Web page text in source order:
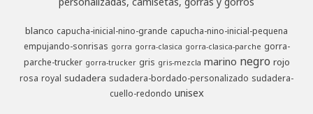
blanco capucha-inicial-nino-grande capucha-nino-inicial-pequena
empujando-sonrisas gorra gorra-clasica gorra-clasica-parche gorra-
parche-trucker gorra-trucker gris gris-mezcla marino negro rojo
rosa royal sudadera sudadera-bordado-personalizado sudadera-
cuello-redondo unisex